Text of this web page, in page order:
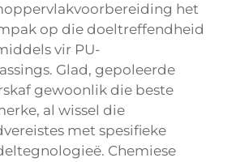
het
op die doeltreffendheid
vir PU-
Glad, gepoleerde
gewoonlik die beste
al wissel die
met spesifieke
Chemiese